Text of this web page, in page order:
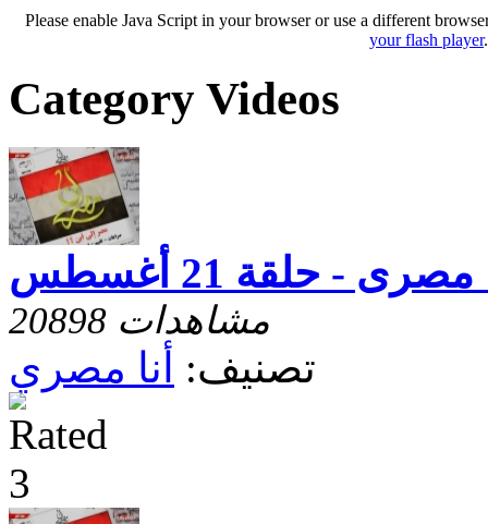
Please enable Java Script in your browser or use a different
your flash player.
Category Videos
مصرى - حلقة 21 أغسطس
20898 مشاهدات
تصنيف: أنا مصري